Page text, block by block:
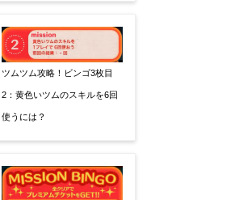
ツムツム攻略！ビンゴ3枚目
2：黄色いツムのスキルを6回
使うには？